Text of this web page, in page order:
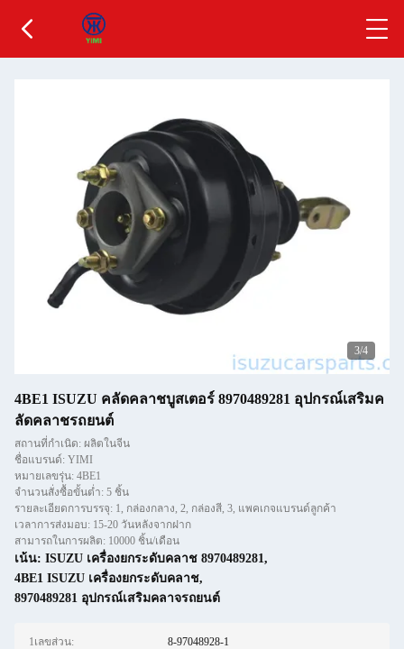
3/4
4BE1 ISUZU คลัดคลาชบูสเตอร์ 8970489281 อุปกรณ์เสริมค
ลัดคลาชรถยนต์
สถานที่กำเนิด: ผลิตในจีน
ชื่อแบรนด์: YIMI
หมายเลขรุ่น: 4BE1
จำนวนสั่งซื้อขั้นต่ำ: 5 ชิ้น
รายละเอียดการบรรจุ: 1, กล่องกลาง, 2, กล่องสี, 3, แพคเกจแบรนด์ลูกค้า
เวลาการส่งมอบ: 15-20 วันหลังจากฝาก
สามารถในการผลิต: 10000 ชิ้น/เดือน
เน้น: ISUZU เครื่องยกระดับคลาช 8970489281,
4BE1 ISUZU เครื่องยกระดับคลาช,
8970489281 อุปกรณ์เสริมคลาจรถยนต์
1เลขส่วน: 8-97048928-1